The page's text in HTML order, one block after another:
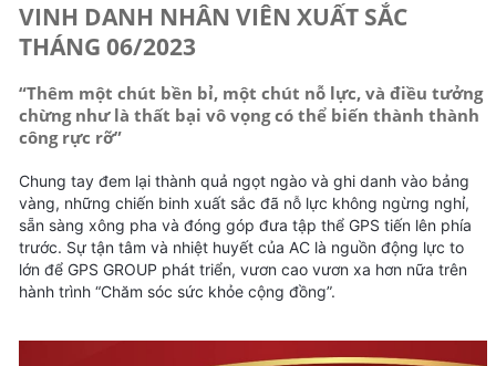
VINH DANH NHÂN VIÊN XUẤT SẮC
THÁNG 06/2023
“Thêm một chút bền bỉ, một chút nỗ lực, và điều tưởng
chừng như là thất bại vô vọng có thể biến thành thành
công rực rỡ”
Chung tay đem lại thành quả ngọt ngào và ghi danh vào bảng
vàng, những chiến binh xuất sắc đã nỗ lực không ngừng nghỉ,
sẵn sàng xông pha và đóng góp đưa tập thể GPS tiến lên phía
trước. Sự tận tâm và nhiệt huyết của AC là nguồn động lực to
lớn để GPS GROUP phát triển, vươn cao vươn xa hơn nữa trên
hành trình “Chăm sóc sức khỏe cộng đồng”.